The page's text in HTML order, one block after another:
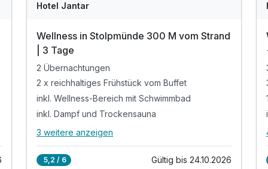
Hotel Jantar
Wellness in Stolpmünde 300 M vom Strand
| 3 Tage
2 Übernachtungen
2 x reichhaltiges Frühstück vom Buffet
inkl. Wellness-Bereich mit Schwimmbad
inkl. Dampf und Trockensauna
Alle Inklusivleistungen
3 weitere anzeigen
5,2 / 6 Gültig bis 24.10.2026